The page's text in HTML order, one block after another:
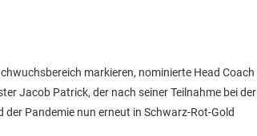
markieren, nominierte Head Coach
Jacob Patrick, der nach seiner Teilnahme bei der
Pandemie nun erneut in Schwarz-Rot-Gold